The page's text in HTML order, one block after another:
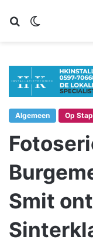
Zoeken
Algemeen Op Stap
Smit